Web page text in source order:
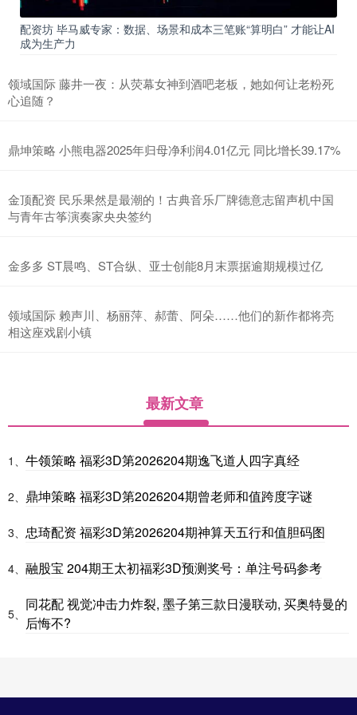
配资坊 毕马威专家：数据、场景和成本三笔账“算明白” 才能让AI
成为生产力
领域国际 藤井一夜：从荧幕女神到酒吧老板，她如何让老粉死
心追随？
鼎坤策略 小熊电器2025年归母净利润4.01亿元 同比增长39.17%
金顶配资 民乐果然是最潮的！古典音乐厂牌德意志留声机中国
与青年古筝演奏家央央签约
金多多 ST晨鸣、ST合纵、亚士创能8月末票据逾期规模过亿
领域国际 赖声川、杨丽萍、郝蕾、阿朵……他们的新作都将亮
相这座戏剧小镇
最新文章
1、 牛领策略 福彩3D第2026204期逸飞道人四字真经
2、 鼎坤策略 福彩3D第2026204期曾老师和值跨度字谜
3、 忠琦配资 福彩3D第2026204期神算天五行和值胆码图
4、 融股宝 204期王太初福彩3D预测奖号：单注号码参考
5、
同花配 视觉冲击力炸裂, 墨子第三款日漫联动, 买奥特曼的
后悔不?